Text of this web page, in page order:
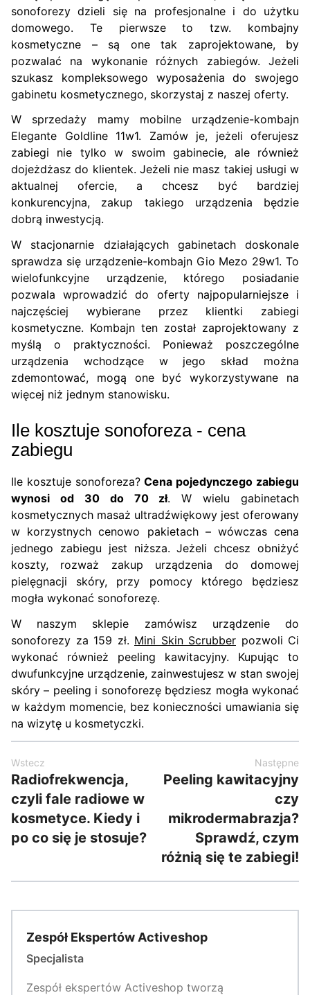
sonoforezy dzieli się na profesjonalne i do użytku
domowego. Te pierwsze to tzw. kombajny
kosmetyczne – są one tak zaprojektowane, by
pozwalać na wykonanie różnych zabiegów. Jeżeli
szukasz kompleksowego wyposażenia do swojego
gabinetu kosmetycznego, skorzystaj z naszej oferty.
W sprzedaży mamy mobilne urządzenie-kombajn
Elegante Goldline 11w1. Zamów je, jeżeli oferujesz
zabiegi nie tylko w swoim gabinecie, ale również
dojeżdżasz do klientek. Jeżeli nie masz takiej usługi w
aktualnej ofercie, a chcesz być bardziej
konkurencyjna, zakup takiego urządzenia będzie
dobrą inwestycją.
W stacjonarnie działających gabinetach doskonale
sprawdza się urządzenie-kombajn Gio Mezo 29w1. To
wielofunkcyjne urządzenie, którego posiadanie
pozwala wprowadzić do oferty najpopularniejsze i
najczęściej wybierane przez klientki zabiegi
kosmetyczne. Kombajn ten został zaprojektowany z
myślą o praktyczności. Ponieważ poszczególne
urządzenia wchodzące w jego skład można
zdemontować, mogą one być wykorzystywane na
więcej niż jednym stanowisku.
Ile kosztuje sonoforeza - cena
zabiegu
Ile kosztuje sonoforeza?Cena pojedynczego zabiegu
wynosi od 30 do 70 zł. W wielu gabinetach
kosmetycznych masaż ultradźwiękowy jest oferowany
w korzystnych cenowo pakietach – wówczas cena
jednego zabiegu jest niższa. Jeżeli chcesz obniżyć
koszty, rozważ zakup urządzenia do domowej
pielęgnacji skóry, przy pomocy którego będziesz
mogła wykonać sonoforezę.
W naszym sklepie zamówisz urządzenie do
sonoforezy za 159 zł. Mini Skin Scrubber pozwoli Ci
wykonać również peeling kawitacyjny. Kupując to
dwufunkcyjne urządzenie, zainwestujesz w stan swojej
skóry – peeling i sonoforezę będziesz mogła wykonać
w każdym momencie, bez konieczności umawiania się
na wizytę u kosmetyczki.
Wstecz
Radiofrekwencja,
czyli fale radiowe w
kosmetyce. Kiedy i
po co się je stosuje?
Następne
Peeling kawitacyjny
czy
mikrodermabrazja?
Sprawdź, czym
różnią się te zabiegi!
Zespół Ekspertów Activeshop
Specjalista
Zespół ekspertów Activeshop tworzą